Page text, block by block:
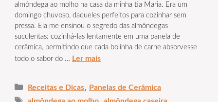
almôndega ao molho na casa da minha tia Maria. Era um
domingo chuvoso, daqueles perfeitos para cozinhar sem
pressa. Ela me ensinou o segredo das almôndegas
suculentas: cozinhá-las lentamente em uma panela de
cerâmica, permitindo que cada bolinha de carne absorvesse
todo o sabor do … Ler mais
Categorias
Receitas e Dicas, Panelas de Cerâmica
Tags